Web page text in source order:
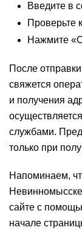
Введите в
Проверьте
Нажмите
После
свяжется
и получения
службами.
только при
Напоминаем,
сайте с
начале